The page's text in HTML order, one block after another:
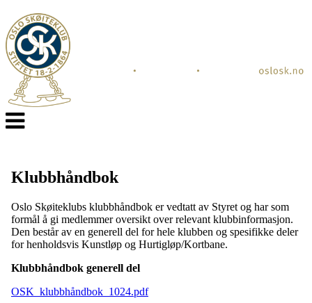
Veksle
navigasjon
Klubbhåndbok
Oslo Skøiteklubs klubbhåndbok er vedtatt av Styret og har som
formål å gi medlemmer oversikt over relevant klubbinformasjon.
Den består av en generell del for hele klubben og spesifikke deler
for henholdsvis Kunstløp og Hurtigløp/Kortbane.
Klubbhåndbok generell del
OSK_klubbhåndbok_1024.pdf